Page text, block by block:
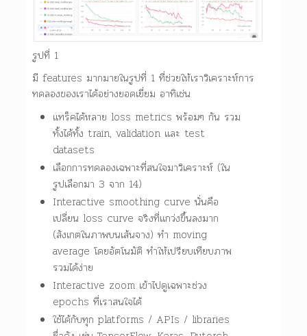
รูปที่ 1
มี features มากมายในรูปที่ 1 ที่ช่วยให้เราวิเคราะห์การ
ทดลองของเราได้อย่างยอดเยี่ยม อาทิเช่น
แทร็คได้หลาย loss metrics พร้อมๆ กัน รวม
ทั้งได้ทั้ง train, validation และ test
datasets
เลือกการทดลองเฉพาะที่สนใจมาวิเคราะห์ (ใน
รูปเลือกมา 3 จาก 14)
Interactive smoothing curve นั่นคือ
เปลี่ยน loss curve จริงที่แกว่งขึ้นลงมาก
(สังเกตในภาพบนเส้นจาง) ทำ moving
average โดยอัตโนมัติ ทำให้เปรียบเทียบภาพ
รวมได้ง่าย
Interactive zoom เข้าไปดูเฉพาะช่วง
epochs ที่เราสนใจได้
ใช้ได้กับทุก platforms / APIs / libraries